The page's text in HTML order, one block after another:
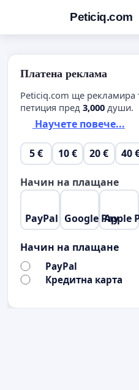
Peticiq.com
Платена реклама
Peticiq.com ще рекламира
петиция пред 3,000 души.
Научете повече...
5 € 10 € 20 € 40
Начин на плащане
PayPal Google Pay
Apple
Начин на плащане
PayPal
Кредитна карта